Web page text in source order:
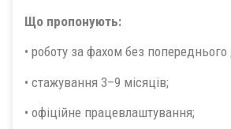
Що пропонують:
• роботу за фахом без попереднього
• стажування 3–9 місяців;
• офіційне працевлаштування;